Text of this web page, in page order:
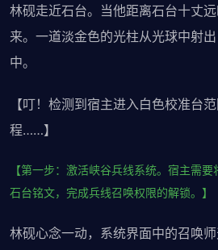
林砚走近石台。当他距离石台十丈
来。一道淡金色的光柱从光球中射
中。
【叮！检测到宿主进入白色校准台
程……】
【第一步：激活峡谷兵线系统。宿主需
石台铭文，完成兵线召唤权限的解锁。】
林砚心念一动，系统界面中的召唤